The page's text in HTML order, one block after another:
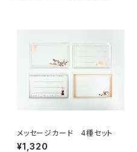
メッセージカード 4種セット
¥1,320